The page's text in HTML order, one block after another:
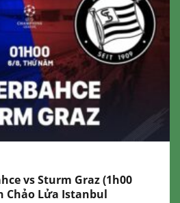
vs Sturm Graz (1h00
Chảo Lửa Istanbul